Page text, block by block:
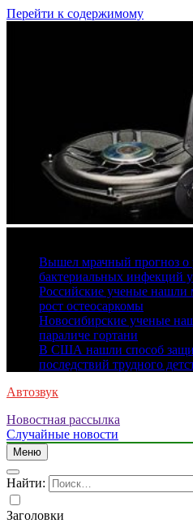
Перейти к содержимому
Вышел мрачный прогноз о
бактериальных инфекций у
Российские ученые
рост остеосаркомы
Новосибирские ученые
параличе гортани
В США нашли способ
последствий трудного
Автозвук
Новостная рассылка
Случайные новости
Меню
Найти:
Заголовки